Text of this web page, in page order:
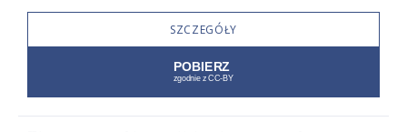
SZCZEGÓŁY